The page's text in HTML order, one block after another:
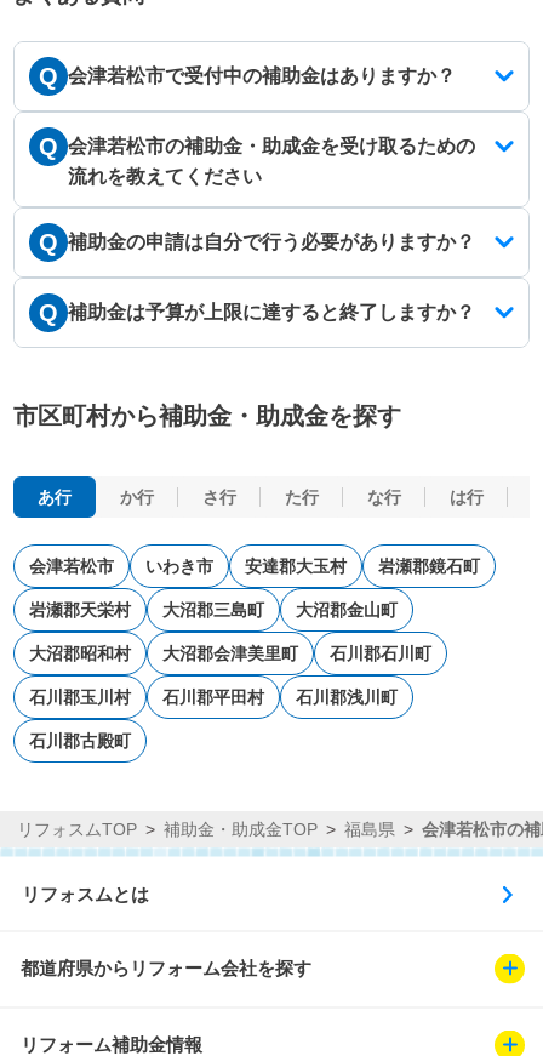
Q 会津若松市で受付中の補助金はありますか？
Q 会津若松市の補助金・助成金を受け取るための
流れを教えてください
Q 補助金の申請は自分で行う必要がありますか？
Q 補助金は予算が上限に達すると終了しますか？
市区町村から補助金・助成金を探す
あ行 か行 さ行 た行 な行 は行
会津若松市 いわき市 安達郡大玉村 岩瀬郡鏡石町
岩瀬郡天栄村 大沼郡三島町 大沼郡金山町
大沼郡昭和村 大沼郡会津美里町 石川郡石川町
石川郡玉川村 石川郡平田村 石川郡浅川町
石川郡古殿町
リフォスムTOP 補助金・助成金TOP 福島県 会津若松市の
リフォスムとは
都道府県からリフォーム会社を探す
リフォーム補助金情報